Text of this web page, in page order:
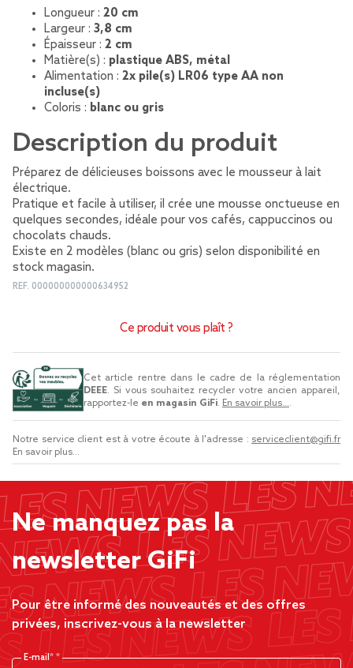
Longueur : 20 cm
Largeur : 3,8 cm
Épaisseur : 2 cm
Matière(s) : plastique ABS, métal
Alimentation : 2x pile(s) LR06 type AA non
incluse(s)
Coloris : blanc ou gris
Description du produit
Préparez de délicieuses boissons avec le mousseur à lait
électrique.
Pratique et facile à utiliser, il crée une mousse onctueuse en
quelques secondes, idéale pour vos cafés, cappuccinos ou
chocolats chauds.
Existe en 2 modèles (blanc ou gris) selon disponibilité en
stock magasin.
REF. 000000000000634952
Ce produit vous plaît ?
Cet article rentre dans le cadre de la réglementation
DEEE. Si vous souhaitez recycler votre ancien appareil,
rapportez-le en magasin GiFi. En savoir plus....
Notre service client est à votre écoute à l'adresse : serviceclient@gifi.fr
En savoir plus...
Ne manquez pas la
newsletter GiFi
Pour être informé des nouveautés et des offres
privées, inscrivez-vous à la newsletter
E-mail*